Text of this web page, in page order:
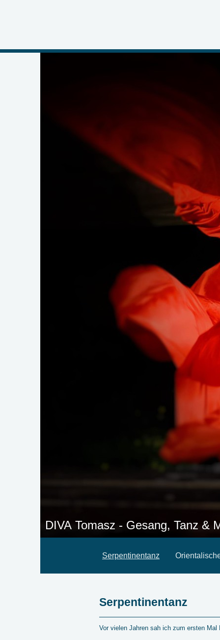
DIVA Tomasz - Gesang, Tanz &
Serpentinentanz
Serpentinentanz
Vor vielen Jahren sah ich zum ersten